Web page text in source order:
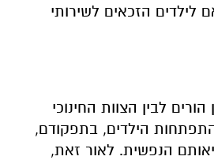
לילדים הזכאים לשירותי
לבין הצוות החינוכי
הילדים, בתפקודם,
הנפשית. לאור זאת,